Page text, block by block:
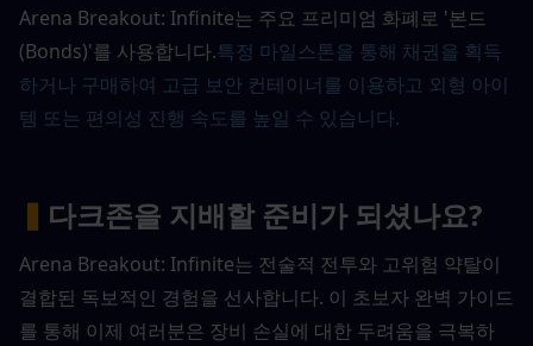
Arena Breakout: Infinite는 주요 프리미엄 화폐로 '본드
(Bonds)'를 사용합니다.특정 마일스톤을 통해 채권을 획득
하거나 구매하여 고급 보안 컨테이너를 이용하고 외형 아이
템 또는 편의성 진행 속도를 높일 수 있습니다.
▍ 다크존을 지배할 준비가 되셨나요?
Arena Breakout: Infinite는 전술적 전투와 고위험 약탈이
결합된 독보적인 경험을 선사합니다. 이 초보자 완벽 가이드
를 통해 이제 여러분은 장비 손실에 대한 두려움을 극복하